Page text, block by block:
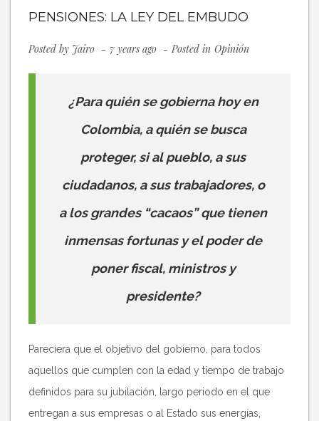
PENSIONES: LA LEY DEL EMBUDO
Posted by Jairo 7 years ago Posted in Opinión
¿Para quién se gobierna hoy en
Colombia, a quién se busca
proteger, si al pueblo, a sus
ciudadanos, a sus trabajadores, o
a los grandes “cacaos” que tienen
inmensas fortunas y el poder de
poner fiscal, ministros y
presidente?
Pareciera que el objetivo del gobierno, para todos
aquellos que cumplen con la edad y tiempo de trabajo
definidos para su jubilación, largo periodo en el que
entregan a sus empresas o al Estado sus energías,